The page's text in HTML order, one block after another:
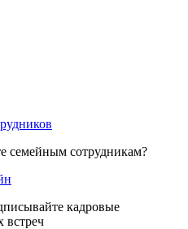
семейным сотрудникам?
кадровые
встреч